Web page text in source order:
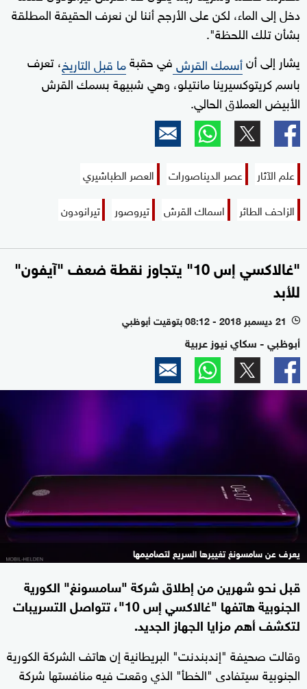
دخل إلى الماء، لكن على الأرجح أننا لن نعرف الحقيقة المطلقة
بشأن تلك اللحظة".
يشار إلى أنأسمك القرشفي حقبةما قبل التاريخ، تعرف
باسم كريتوكسيرينا مانتيلو، وهي شبيهة بسمك القرش
الأبيض العملاق الحالي.
علم الآثار عصر الديناصورات
العصر الطباشيري
الزاحف الطائر
اسماك القرش تيروصور تيرانودون
"غالاكسي إس 10" يتجاوز نقطة ضعف "آيفون"
للأبد
l 21 ديسمبر 2018 - 08:12 بتوقيت أبوظبي
أبوظبي - سكاي نيوز عربية
يعرف عن سامسونغ تغييرها السريع لتصاميمها
قبل نحو شهرين من إطلاق شركة "سامسونغ" الكورية
الجنوبية هاتفها "غالاكسي إس 10"، تتواصل التسريبات
لتكشف أهم مزايا الجهاز الجديد.
وقالت صحيفة "إندبندنت" البريطانية إن هاتف الشركة الكورية
الجنوبية سيتفادى "الخطأ" الذي وقعت فيه منافستها شركة